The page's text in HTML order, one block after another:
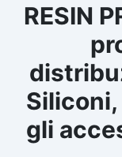
RESIN
gli